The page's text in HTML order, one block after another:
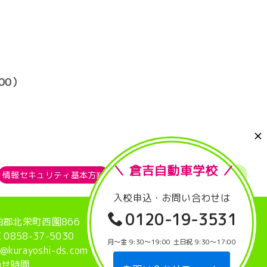
）
情報セキュリティ基本方針 リンク集 ページトップへ
北栄町西園866
0858-37-5030
ds.com
＼ 倉吉自動車学校 ／
入校申込・お問い合わせは
0120-19-3531
月〜金 9:30〜19:00 土日祝 9:30〜17:00